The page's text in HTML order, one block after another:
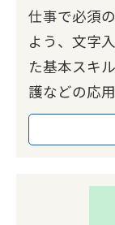
仕事で必須
よう、文字
た基本スキ
護などの応